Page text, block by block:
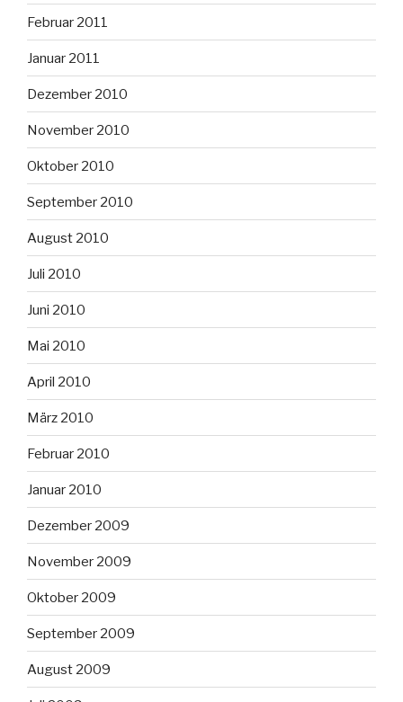
Februar 2011
Januar 2011
Dezember 2010
November 2010
Oktober 2010
September 2010
August 2010
Juli 2010
Juni 2010
Mai 2010
April 2010
März 2010
Februar 2010
Januar 2010
Dezember 2009
November 2009
Oktober 2009
September 2009
August 2009